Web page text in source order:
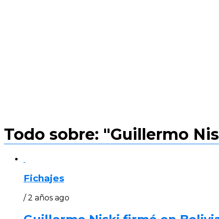
Todo sobre: "Guillermo
Fichajes
/ 2 años ago